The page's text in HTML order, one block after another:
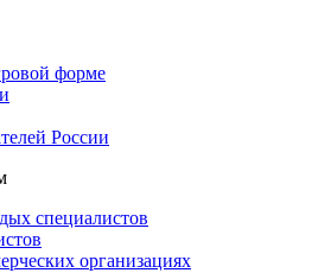
форме
России
специалистов
организациях